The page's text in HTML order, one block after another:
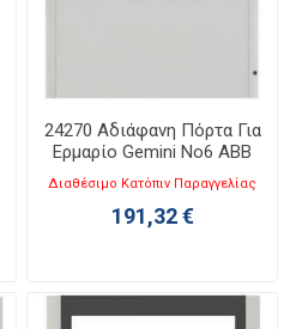
24270 Αδιάφανη Πόρτα Για
Ερμαρίο Gemini No6 ABB
Διαθέσιμο Κατόπιν Παραγγελίας
191,32 €